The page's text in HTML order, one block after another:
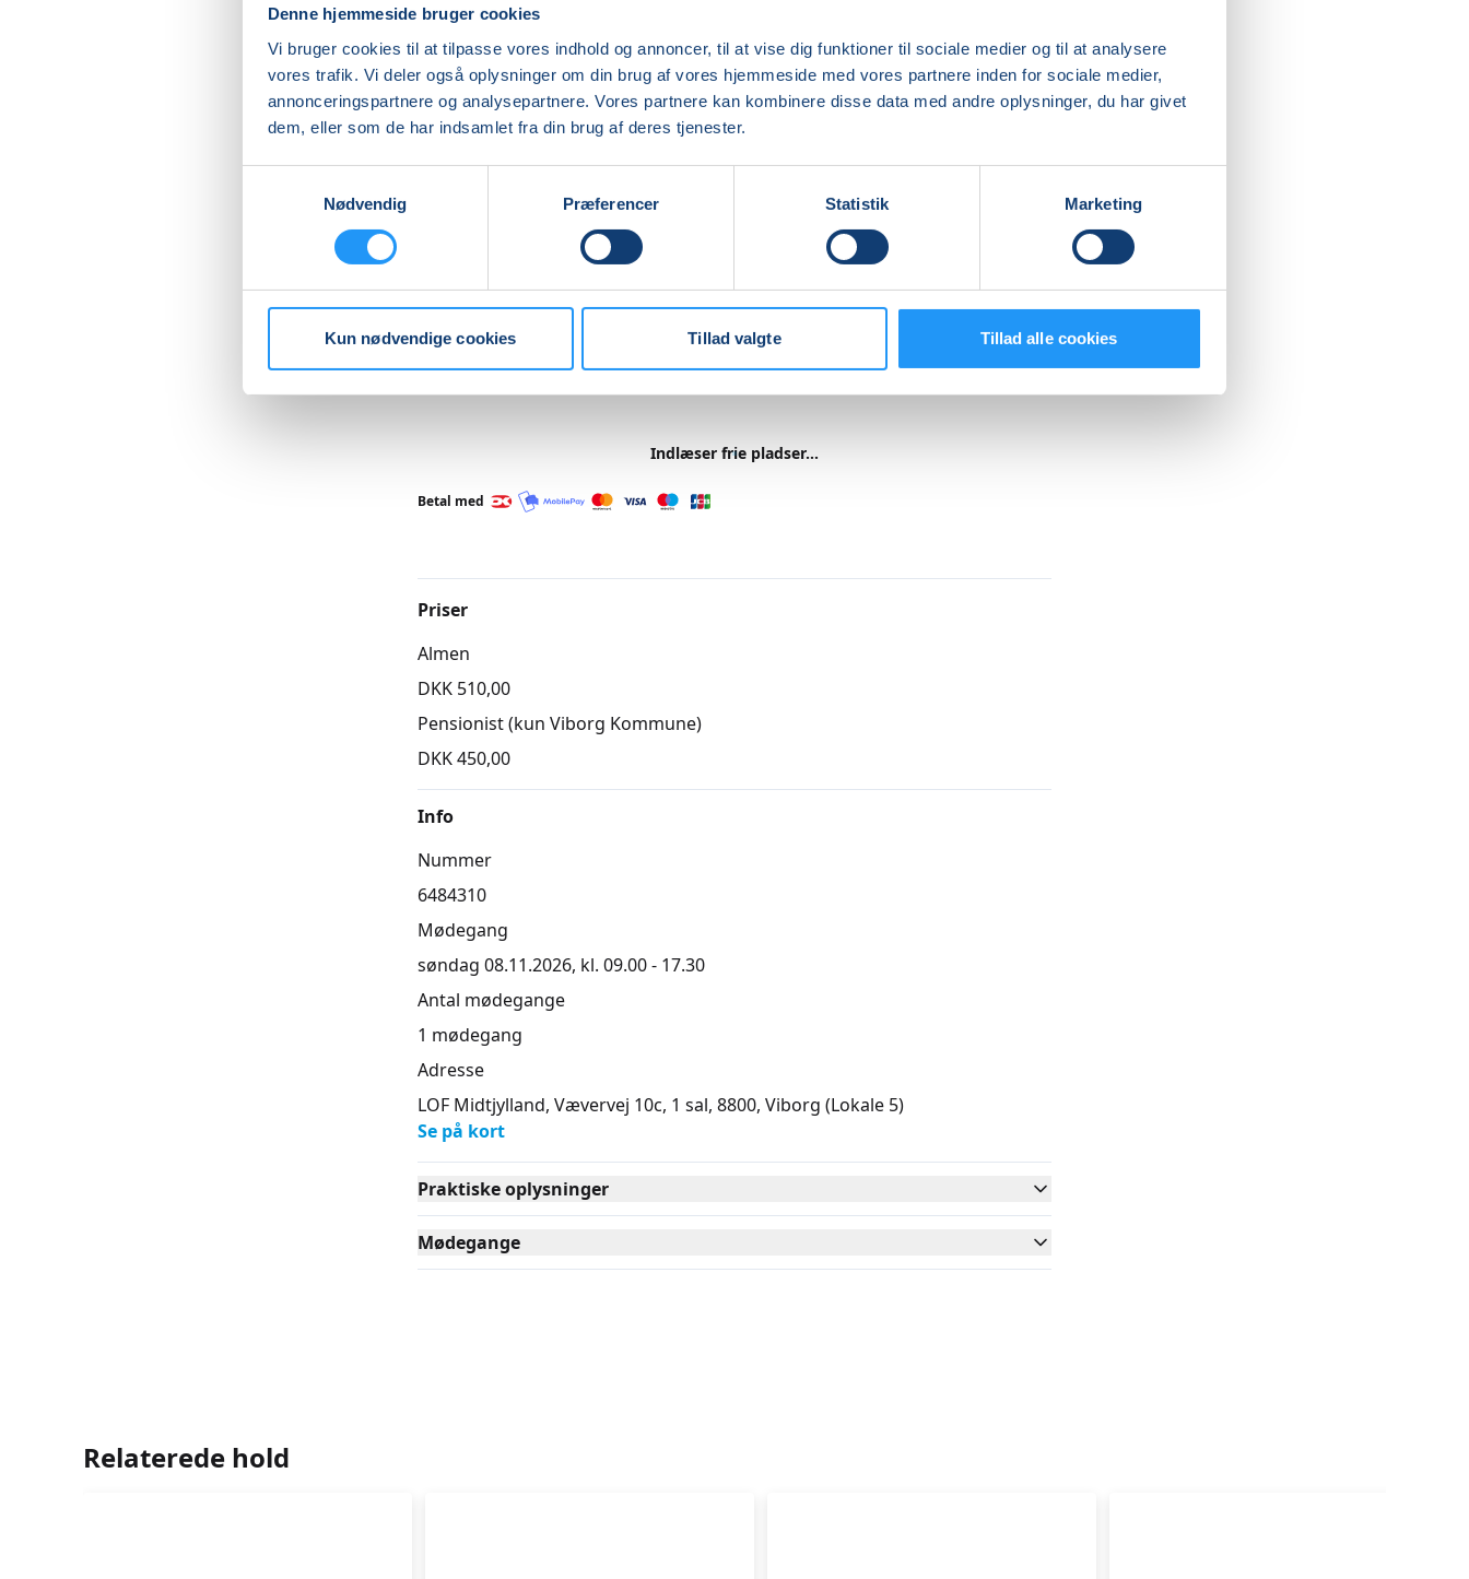
Denne hjemmeside bruger cookies
Vi bruger cookies til at tilpasse vores indhold og annoncer, til at vise dig funktioner til sociale medier og til at analysere
vores trafik. Vi deler også oplysninger om din brug af vores hjemmeside med vores partnere inden for sociale medier,
annonceringspartnere og analysepartnere. Vores partnere kan kombinere disse data med andre oplysninger, du har givet
dem, eller som de har indsamlet fra din brug af deres tjenester.
Nødvendig
Præferencer Statistik Marketing
Kun nødvendige cookies Tillad valgte Tillad alle cookies
bruge en hjertestarter, samt førstehjælpen til hovedskader, nakke og
rygskader, blødninger og brud.
Kurset er åbent for alle, som ønsker et førstehjælpskursus, og altså ikke kun
kørekortselever.
(Bemærk at kurset ikke gælder til knallertkørekort)
Husk en madpakke og drikkevarer - der er mulighed for opbevaring i
køleskab. Kaffe, the og chokolade kan købes.
Læs mere
Indlæser frie pladser...
Betal med
Priser
Almen
DKK 510,00
Pensionist (kun Viborg Kommune)
DKK 450,00
Info
Nummer
6484310
Mødegang
søndag 08.11.2026, kl. 09.00 - 17.30
Antal mødegange
1 mødegang
Adresse
LOF Midtjylland, Vævervej 10c, 1 sal, 8800, Viborg (Lokale 5)
Se på kort
Praktiske oplysninger
Mødegange
Relaterede hold